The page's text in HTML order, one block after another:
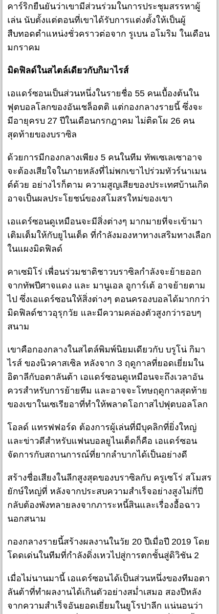
คาร์ริกยืนยันว่าเขามีส่วนร่วมในการประชุมสรรหาผู้
เล่น นับตั้งแต่ตอนที่เขาได้รับการแต่งตั้งให้เป็นผู้
สืบทอดตำแหน่งชั่วคราวต่อจาก รูเบน อโมริม ในเดือน
มกราคม
มิดฟิลด์ในสไตล์เดียวกับกิมาไรส์
เอแดร์ซอนเป็นส่วนหนึ่งในรายชื่อ 55 คนเบื้องต้นใน
ฟุตบอลโลกของอันเชล็อตติ แต่กองกลางรายนี้ ซึ่งจะ
มีอายุครบ 27 ปีในเดือนกรกฎาคม ไม่ติดโผ 26 คน
สุดท้ายของบราซิล
ด้วยการมีกองกลางเพียง 5 คนในทีม ทัพเซเลเซาอาจ
จะต้องเสียใจในภายหลังที่ไม่พกเขาไปร่วมทัวร์นาเมน
ต์ด้วย อย่างไรก็ตาม ความสูญเสียของประเทศบ้านเกิด
อาจเป็นผลประโยชน์ของสโมสรใหม่ของเขา
เอแดร์ซอนดูเหมือนจะมีสิ่งต่างๆ มากมายที่จะเข้ามา
เติมเต็มให้กับยูไนเต็ด ที่กำลังมองหาทางเสริมทางเลือก
ในแผงมิดฟิลด์
คาเซมิโร่ เพื่อนร่วมชาติชาวบราซิลกำลังจะย้ายออก
จากทัพปีศาจแดง และ มานูเอล อูการ์เต้ อาจย้ายตาม
ไป ซึ่งเอแดร์ซอนให้สิ่งต่างๆ ตอนครองบอลได้มากกว่า
มิดฟิลด์ชาวอุรุกวัย และมีความคล่องตัวสูงกว่ารอบๆ
สนาม
เขาคือกองกลางในสไตล์พิมพ์นิยมเดียวกับ บรูโน่ กิมา
ไรส์ ของนิวคาสเซิล หลังจาก 3 ฤดูกาลที่ยอดเยี่ยมใน
อิตาลีกับอตาลันต้า เอแดร์ซอนดูเหมือนจะถึงเวลาอัน
ควรสำหรับการย้ายทีม และอาจจะโทษฤดูกาลสุดท้าย
ของเขาในเซเรียอาที่ทำให้พลาดโอกาสไปฟุตบอลโลก
โอลด์ แทรฟฟอร์ด ต้องการผู้เล่นที่มีบุคลิกที่ยิ่งใหญ่
และข่าวดีสำหรับแฟนบอลยูไนเต็ดก็คือ เอแดร์ซอน
จัดการกับสถานการณ์ที่ยากลำบากได้เป็นอย่างดี
สร้างชื่อเสียงในลีกสูงสุดของบราซิลกับ ครูเซโร่ สโมสร
ยักษ์ใหญ่ที่ หลังจากประสบความสำเร็จอย่างสูงไม่กี่ปี
กลับต้องพังทลายลงจากภาระหนี้สินและเรื่องอื้อฉาว
นอกสนาม
กองกลางรายนี้สร้างผลงานในวัย 20 ปีเมื่อปี 2019 โดย
โดดเด่นในทีมที่กำลังดิ่งเหวไปสู่การตกชั้นสู่ดิวิชัน 2
เมื่อไม่นานมานี้ เอแดร์ซอนได้เป็นส่วนหนึ่งของทีมอตา
ลันต้าที่ทำผลงานได้เกินตัวอย่างสม่ำเสมอ สองปีหลัง
จากความสำเร็จอันยอดเยี่ยมในยูโรปาลีก แน่นอนว่า